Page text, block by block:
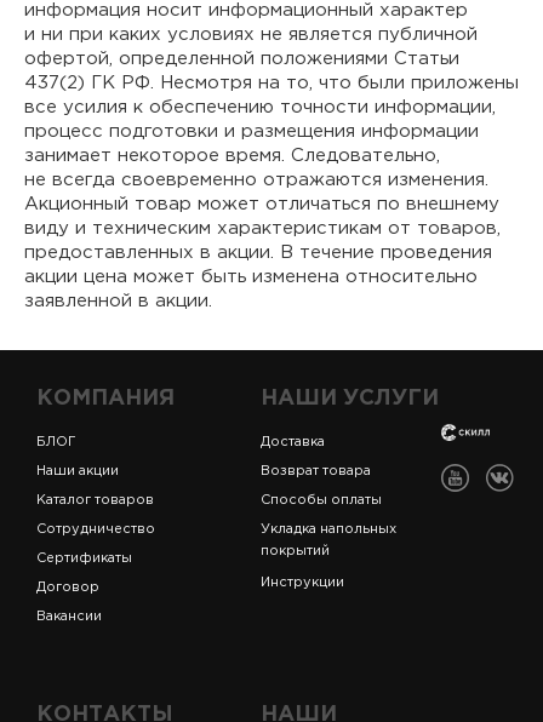
информация носит информационный характер
и ни при каких условиях не является публичной
офертой, определенной положениями Статьи
437(2) ГК РФ. Несмотря на то, что были приложены
все усилия к обеспечению точности информации,
процесс подготовки и размещения информации
занимает некоторое время. Следовательно,
не всегда своевременно отражаются изменения.
Акционный товар может отличаться по внешнему
виду и техническим характеристикам от товаров,
предоставленных в акции. В течение проведения
акции цена может быть изменена относительно
заявленной в акции.
КОМПАНИЯ
БЛОГ
Наши акции
Каталог товаров
Сотрудничество
Сертификаты
Договор
Вакансии
НАШИ УСЛУГИ
Доставка
Возврат товара
Способы оплаты
Укладка напольных
покрытий
Инструкции
КОНТАКТЫ НАШИ